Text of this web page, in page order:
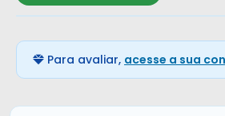
Para avaliar, acesse a sua